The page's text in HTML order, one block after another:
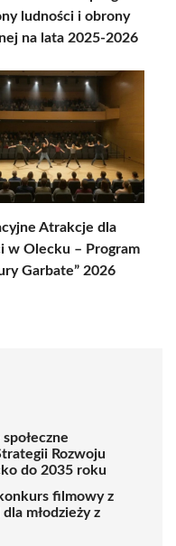
ludności i obrony
na lata 2025-2026
Atrakcje dla
w Olecku – Program
Garbate” 2026
Rozwoju
do 2035 roku
filmowy z
młodzieży z